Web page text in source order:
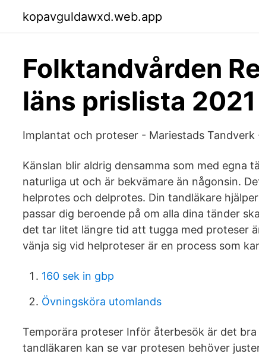
kopavguldawxd.web.app
Folktandvården
läns prislista
Implantat och proteser - Mariestads
Känslan blir aldrig densamma som med egna
naturliga ut och är bekvämare än någonsin.
helprotes och delprotes. Din tandläkare
passar dig beroende på om alla dina tänder
det tar litet längre tid att tugga med proteser
vänja sig vid helproteser är en process som
160 sek in gbp
Övningsköra utomlands
Temporära proteser Inför återbesök är det
tandläkaren kan se var protesen behöver